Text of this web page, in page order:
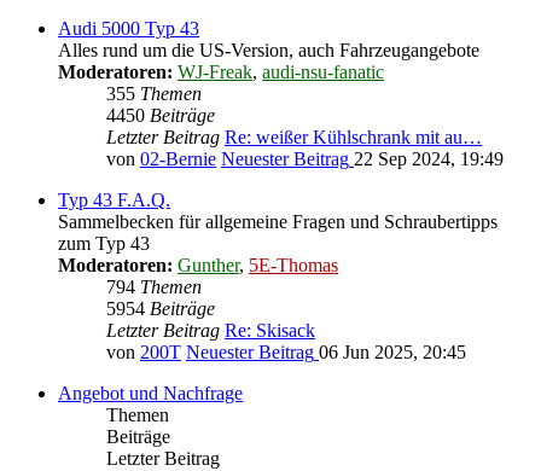
Audi 5000 Typ 43
Alles rund um die US-Version, auch Fahrzeugangebote
Moderatoren: WJ-Freak, audi-nsu-fanatic
355 Themen
4450 Beiträge
Letzter Beitrag Re: weißer Kühlschrank mit au…
von 02-Bernie Neuester Beitrag 22 Sep 2024, 19:49
Typ 43 F.A.Q.
Sammelbecken für allgemeine Fragen und Schraubertipps
zum Typ 43
Moderatoren: Gunther, 5E-Thomas
794 Themen
5954 Beiträge
Letzter Beitrag Re: Skisack
von 200T Neuester Beitrag 06 Jun 2025, 20:45
Angebot und Nachfrage
Themen
Beiträge
Letzter Beitrag